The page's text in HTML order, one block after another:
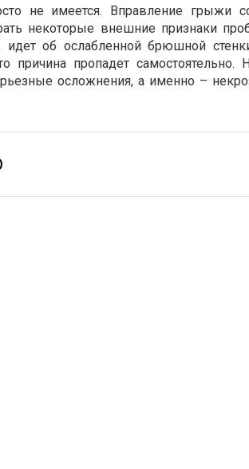
не имеется. Вправление грыжи
некоторые внешние признаки
идет об ослабленной брюшной
пропадет самостоятельно.
осложнения, а именно –